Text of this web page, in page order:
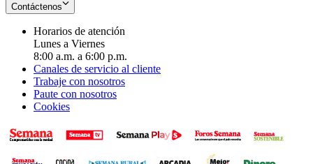
Contáctenos
Horarios de atención
Lunes a Viernes
8:00 a.m. a 6:00 p.m.
Canales de servicio al cliente
Trabaje con nosotros
Paute con nosotros
Cookies